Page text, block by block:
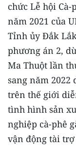
E-Magazine
Video
Media Chính trị
Media Kinh tế
Media Văn hóa
Media Xã hội
Media Pháp luật
chức Lễ hội
năm 2021 của
Tỉnh ủy Đắk
phương án 2,
Ma Thuột lần
sang năm 2022
trên thế giới
tình hình sản
nghiệp cà-phê
vận động tài